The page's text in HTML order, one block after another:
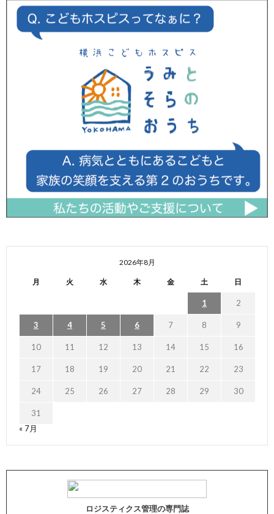
2026年8月
月 火 水 木 金 土 日
1 2
3 4 5 6 7 8 9
10 11 12 13 14 15 16
17 18 19 20 21 22 23
24 25 26 27 28 29 30
31
« 7月
ロジスティクス管理の専門誌